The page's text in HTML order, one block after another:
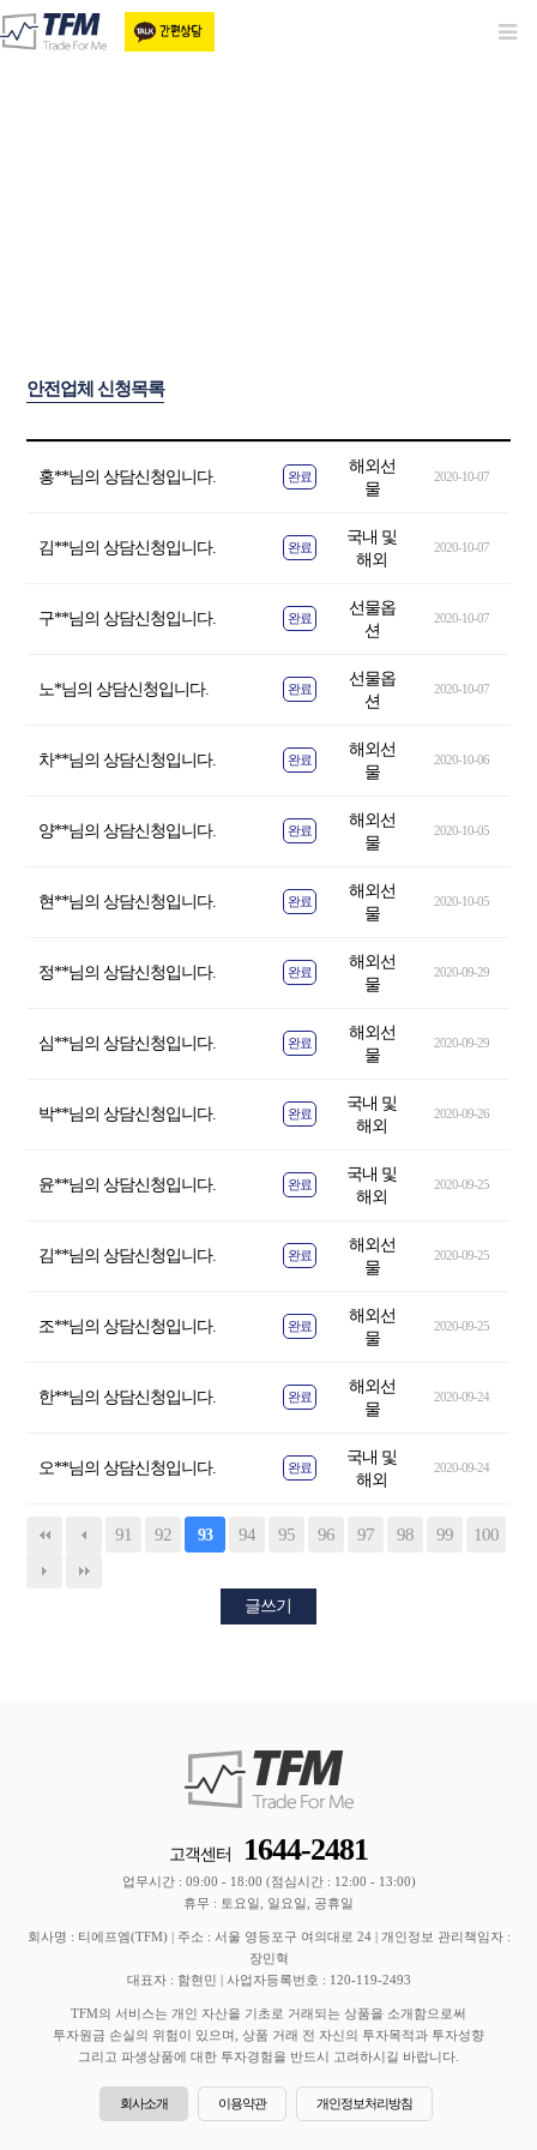
안전업체 신청목록
홍**님의 상담신청입니다. 완료
해외선
물
2020-10-07
김**님의 상담신청입니다. 완료
국내 및
해외
2020-10-07
구**님의 상담신청입니다. 완료
선물옵
션
2020-10-07
노*님의 상담신청입니다. 완료
선물옵
션
2020-10-07
차**님의 상담신청입니다. 완료
해외선
물
2020-10-06
양**님의 상담신청입니다. 완료
해외선
물
2020-10-05
현**님의 상담신청입니다. 완료
해외선
물
2020-10-05
정**님의 상담신청입니다. 완료
해외선
물
2020-09-29
심**님의 상담신청입니다. 완료
해외선
물
2020-09-29
박**님의 상담신청입니다. 완료
국내 및
해외
2020-09-26
윤**님의 상담신청입니다. 완료
국내 및
해외
2020-09-25
김**님의 상담신청입니다. 완료
해외선
물
2020-09-25
조**님의 상담신청입니다. 완료
해외선
물
2020-09-25
한**님의 상담신청입니다. 완료
해외선
물
2020-09-24
오**님의 상담신청입니다. 완료
국내 및
해외
2020-09-24
91 92 93 94 95 96 97 98 99 100
글쓰기
고객센터 1644-2481
업무시간 : 09:00 - 18:00 (점심시간 : 12:00 - 13:00)
휴무 : 토요일, 일요일, 공휴일
회사명 : 티에프엠(TFM) | 주소 : 서울 영등포구 여의대로 24 | 개인정보 관리책임자 :
장민혁
대표자 : 함현민 | 사업자등록번호 : 120-119-2493
회사소개 이용약관 개인정보처리방침
TFM의 서비스는 개인 자산을 기초로 거래되는 상품을 소개함으로써
투자원금 손실의 위험이 있으며, 상품 거래 전 자신의 투자목적과 투자성향
그리고 파생상품에 대한 투자경험을 반드시 고려하시길 바랍니다.